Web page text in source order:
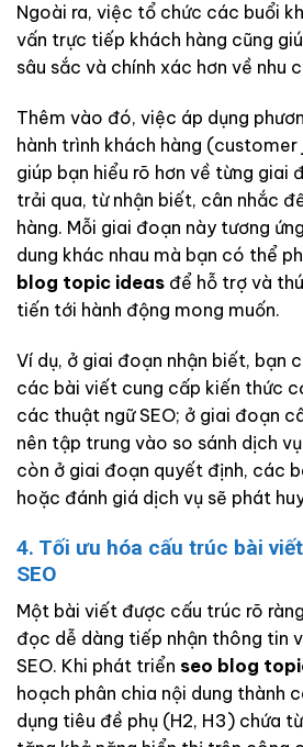
Ngoài ra, việc tổ chức các buổi
vấn trực tiếp khách hàng cũng
sâu sắc và chính xác hơn về nhu
Thêm vào đó, việc áp dụng
hành trình khách hàng
giúp bạn hiểu rõ hơn về từng giai
trải qua, từ nhận biết, cân nhắc
hàng. Mỗi giai đoạn này tương
dung khác nhau mà bạn có thể
blog topic ideas để hỗ trợ và
tiến tới hành động mong muốn.
Ví dụ, ở giai đoạn nhận biết, bạn
các bài viết cung cấp kiến thức
các thuật ngữ SEO; ở giai đoạn
nên tập trung vào so sánh dịch
còn ở giai đoạn quyết định, các
hoặc đánh giá dịch vụ sẽ phát
4. Tối ưu hóa cấu trúc bài
SEO
Một bài viết được cấu trúc rõ
đọc dễ dàng tiếp nhận thông tin
SEO. Khi phát triển seo blog
hoạch phân chia nội dung thành
dụng tiêu đề phụ (H2, H3) chứa